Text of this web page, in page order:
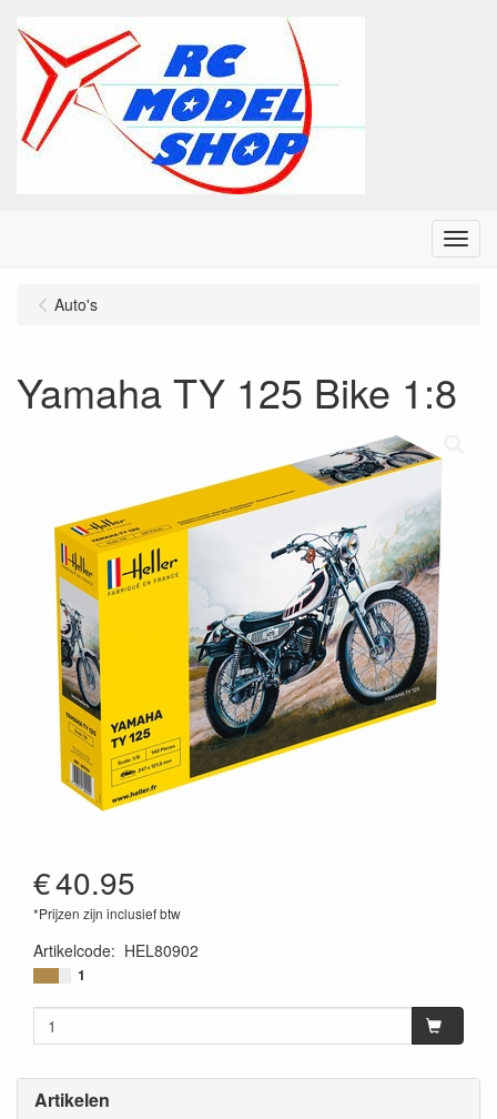
Menu
Artikelen
Auto's
Yamaha TY 125 Bike 1:8
€40.95
*Prijzen zijn inclusief btw
Artikelcode: HEL80902
3279510809022
1